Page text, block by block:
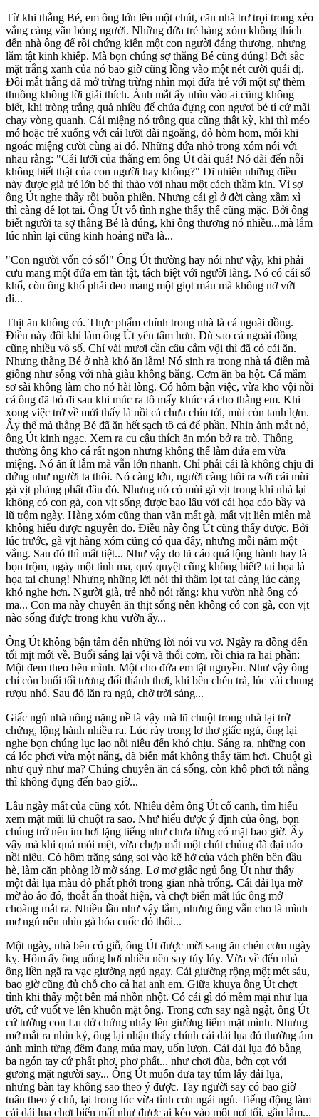
Từ khi thằng Bé, em ông lớn lên một chút, căn nhà trơ trọi trong xẻo
vắng càng vãn bóng người. Những đứa trẻ hàng xóm không thích
đến nhà ông để rồi chứng kiến một con người đáng thương, nhưng
lắm tật kinh khiếp. Mà bọn chúng sợ thằng Bé cũng đúng! Bởi sắc
mặt trắng xanh của nó bao giờ cũng lồng vào một nét cười quái dị.
Đôi mắt trắng dã mở trừng trừng nhìn mọi đứa trẻ với một sự thèm
thuồng không lời giải thích. Ánh mắt ấy nhìn vào ai cũng không
biết, khi tròng trắng quá nhiều để chứa đựng con ngươi bé tí cứ mãi
chạy vòng quanh. Cái miệng nó trông qua cũng thật kỳ, khi thì méo
mó hoặc trễ xuống với cái lưỡi dài ngoằng, đỏ hòm hom, mỗi khi
ngoác miệng cười cùng ai đó. Những đứa nhỏ trong xóm nói với
nhau rằng: "Cái lưỡi của thằng em ông Út dài quá! Nó dài đến nỗi
không biết thật của con người hay không?" Dĩ nhiên những điều
này được già trẻ lớn bé thì thào với nhau một cách thầm kín. Vì sợ
ông Út nghe thấy rồi buồn phiền. Nhưng cái gì ở đời càng xầm xì
thì càng dễ lọt tai. Ông Út vô tình nghe thấy thế cũng mặc. Bởi ông
biết người ta sợ thằng Bé là đúng, khi ông thương nó nhiều...mà lắm
lúc nhìn lại cũng kinh hoảng nữa là...
"Con người vốn có số!" Ông Út thường hay nói như vậy, khi phải
cưu mang một đứa em tàn tật, tách biệt với người làng. Nó có cái số
khổ, còn ông khổ phải đeo mang một giọt máu mà không nỡ vứt
đi...
Thịt ăn không có. Thực phẩm chính trong nhà là cá ngoài đồng.
Điều này đôi khi làm ông Út yên tâm hơn. Dù sao cá ngoài đồng
cũng nhiều vô số. Chỉ vài mươi cần câu cắm vội thì đã có cái ăn.
Nhưng thằng Bé ở nhà khó ăn lắm! Nó sinh ra trong nhà tá điền mà
giống như sống với nhà giàu không bằng. Cơm ăn ba hột. Cá mắm
sơ sài không làm cho nó hài lòng. Có hôm bận việc, vừa kho vội nồi
cá ông đã bỏ đi sau khi múc ra tô mấy khúc cá cho thằng em. Khi
xong việc trở về mới thấy là nồi cá chưa chín tới, mùi còn tanh lợm.
Ấy thế mà thằng Bé đã ăn hết sạch tô cá để phần. Nhìn ánh mắt nó,
ông Út kinh ngạc. Xem ra cu cậu thích ăn món bở ra trò. Thông
thường ông kho cá rất ngon nhưng không thể làm đứa em vừa
miệng. Nó ăn ít lắm mà vẫn lớn nhanh. Chỉ phải cái là không chịu đi
đứng như người ta thôi. Nó càng lớn, người càng hôi ra với cái mùi
gà vịt phảng phất đâu đó. Nhưng nó có mùi gà vịt trong khi nhà lại
không có con gà, con vịt sống được bao lâu với cái họa cáo bầy và
lũ trộm ngày. Hàng xóm cũng than vãn mất gà, mất vịt liên miên mà
không hiểu được nguyên do. Điều này ông Út cũng thấy được. Bởi
lúc trước, gà vịt hàng xóm cũng có qua đây, nhưng mỗi năm một
vắng. Sau đó thì mất tiệt... Như vậy do lũ cáo quá lộng hành hay là
bọn trộm, ngày một tinh ma, quỷ quyệt cũng không biết? tai họa là
họa tai chung! Nhưng những lời nói thì thầm lọt tai càng lúc càng
khó nghe hơn. Người già, trẻ nhỏ nói rằng: khu vườn nhà ông có
ma... Con ma này chuyên ăn thịt sống nên không có con gà, con vịt
nào sống được trong khu vườn ấy...
Ông Út không bận tâm đến những lời nói vu vơ. Ngày ra đồng đến
tối mịt mới về. Buổi sáng lại vội vã thổi cơm, rồi chia ra hai phần:
Một đem theo bên mình. Một cho đứa em tật nguyền. Như vậy ông
chỉ còn buổi tối tương đối thảnh thơi, khi bên chén trà, lúc vài chung
rượu nhỏ. Sau đó lăn ra ngủ, chờ trời sáng...
Giấc ngủ nhà nông nặng nề là vậy mà lũ chuột trong nhà lại trở
chứng, lộng hành nhiều ra. Lúc rày trong lơ thơ giấc ngủ, ông lại
nghe bọn chúng lục lạo nồi niêu đến khó chịu. Sáng ra, những con
cá lóc phơi vừa một nắng, đã biến mất không thấy tăm hơi. Chuột gì
như quỷ như ma? Chúng chuyên ăn cá sống, còn khô phơi tới nắng
thì không đụng đến bao giờ...
Lâu ngày mất của cũng xót. Nhiều đêm ông Út cố canh, tìm hiểu
xem mặt mũi lũ chuột ra sao. Như hiểu được ý định của ông, bọn
chúng trở nên im hơi lặng tiếng như chưa từng có mặt bao giờ. Ấy
vậy mà khi quá mỏi mệt, vừa chợp mắt một chút chúng đã đại náo
nồi niêu. Có hôm trăng sáng soi vào kẽ hở của vách phên bên đầu
hè, làm căn phòng lờ mờ sáng. Lơ mơ giấc ngủ ông Út như thấy
một dải lụa màu đỏ phất phới trong gian nhà trống. Cái dải lụa mờ
mờ ảo ảo đó, thoắt ẩn thoắt hiện, và chợt biến mất lúc ông mở
choàng mắt ra. Nhiều lần như vậy lắm, nhưng ông vẫn cho là mình
mơ ngủ nên nhìn gà hóa cuốc đó thôi...
Một ngày, nhà bên có giỗ, ông Út được mời sang ăn chén cơm ngày
kỵ. Hôm ấy ông uống hơi nhiều nên say túy lúy. Vừa về đến nhà
ông liền ngã ra vạc giường ngủ ngay. Cái giường rộng một mét sáu,
bao giờ cũng đủ chỗ cho cả hai anh em. Giữa khuya ông Út chợt
tỉnh khi thấy một bên má nhồn nhột. Có cái gì đó mềm mại như lụa
ướt, cứ vuốt ve lên khuôn mặt ông. Trong cơn say ngà ngật, ông Út
cứ tưởng con Lu dở chứng nhảy lên giường liếm mặt mình. Nhưng
mở mắt ra nhìn kỷ, ông lại nhận thấy chính cái dải lụa đỏ thường ám
ảnh mình từng đêm đang múa may, uốn lượn. Cái dải lụa đỏ bằng
ba ngón tay cứ phất phơ, phơ phất... như chơi đùa, bởn cợt với
gương mặt người say... Ông Út muốn đưa tay túm lấy dải lụa,
nhưng bàn tay không sao theo ý được. Tay người say có bao giờ
tuân theo ý chủ, lại trong lúc vừa tỉnh cơn ngái ngủ. Tiếng động làm
cái dải lụa chợt biến mất như được ai kéo vào một nơi tối, gần lắm...